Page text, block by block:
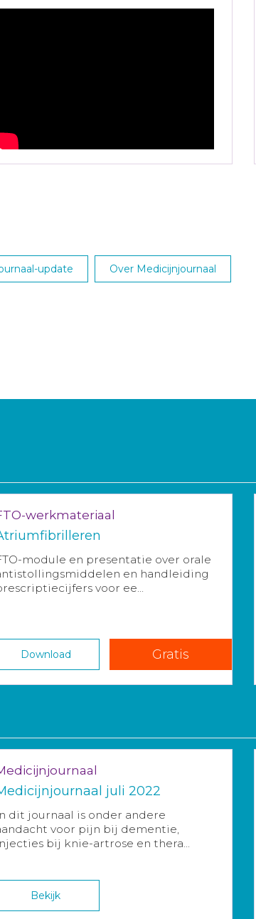
update Over Medicijnjournaal
werkmateriaal
module en presentatie over orale
en handleiding
voor ee...
Download Gratis
juli 2022
dit journaal is onder andere
voor pijn bij dementie,
bij knie-artrose en thera...
Bekijk